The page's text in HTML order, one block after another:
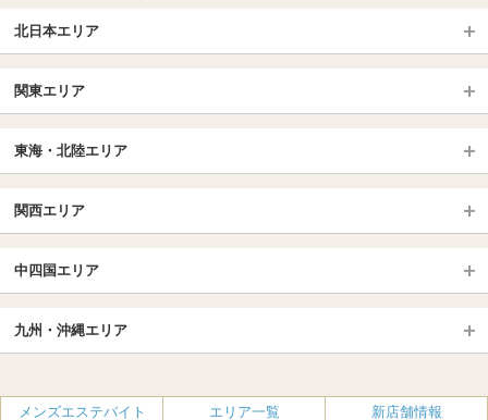
北日本エリア
北海道（札幌・旭川・函館）
青森
岩手 (盛岡・北上)
福島 (いわき・郡山)
山形
長野・松本・上田
群馬（伊勢崎・高崎・前橋）
関東エリア
大宮・浦和・川口
越谷・春日部
千葉TOP
松戸・柏
池袋・大塚
新宿
恵比寿・目黒・自由が丘
赤坂・麻布・六本木
東海・北陸エリア
愛知（名古屋）
岐阜県
北陸
名古屋TOP
丸の内・久屋・高岳
大須・上前津・鶴舞
関西エリア
京都駅・伏見区
烏丸御池駅
四条烏丸・河原町・祇園四条
三条・京都市役所前
大阪エリア
中四国エリア
広島
岡山
香川（高松）
愛媛（松山）
九州・沖縄エリア
福岡 佐賀
メンズエステバイト エリア一覧 新店舗情報